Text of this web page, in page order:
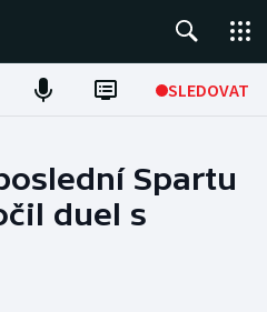
SLEDOVAT
Spartu
duel s